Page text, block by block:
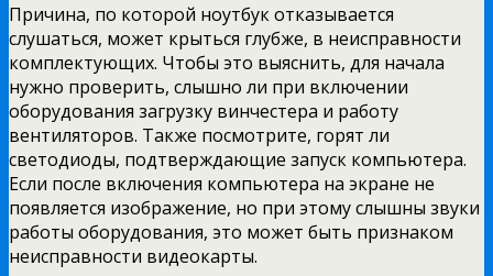
Причина, по которой ноутбук отказывается
слушаться, может крыться глубже, в неисправности
комплектующих. Чтобы это выяснить, для начала
нужно проверить, слышно ли при включении
оборудования загрузку винчестера и работу
вентиляторов. Также посмотрите, горят ли
светодиоды, подтверждающие запуск компьютера.
Если после включения компьютера на экране не
появляется изображение, но при этому слышны звуки
работы оборудования, это может быть признаком
неисправности видеокарты.